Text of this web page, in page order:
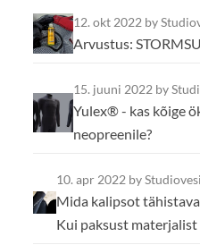
12. okt 2022 by
Arvustus:
15. juuni 2022 by
Yulex® - kas kõige
neopreenile?
10. apr 2022 by Studiovesi
Mida kalipsot
Kui paksust